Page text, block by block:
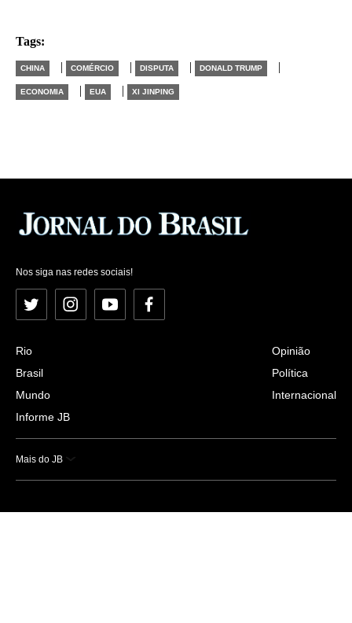
Tags:
CHINA | COMÉRCIO | DISPUTA | DONALD TRUMP |
ECONOMIA | EUA | XI JINPING
Nos siga nas redes sociais!
Twitter InstagramYouTubeFacebook
Rio
Brasil
Mundo
Informe JB
Opinião
Política
Internacional
Mais do JB
Esportes